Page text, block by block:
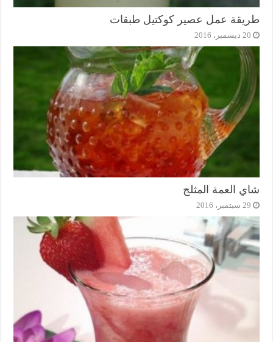
طريقة عمل عصير كوكتيل طبقات
20 ديسمبر، 2016
شاي العمة المثلج
29 سبتمبر، 2016